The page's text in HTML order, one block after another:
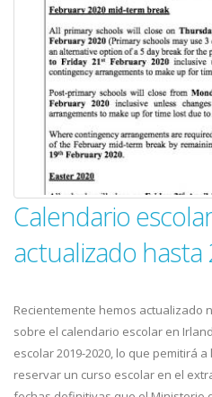
Calendario
actualizado hasta
Recientemente hemos actualizado
sobre el calendario escolar en
escolar 2019-2020, lo que pemitirá
reservar un curso escolar en el